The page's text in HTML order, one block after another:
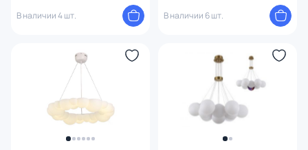
В наличии 4 шт.
В наличии 6 шт.
Вид лампы
Цвет свечения
Тип помещения